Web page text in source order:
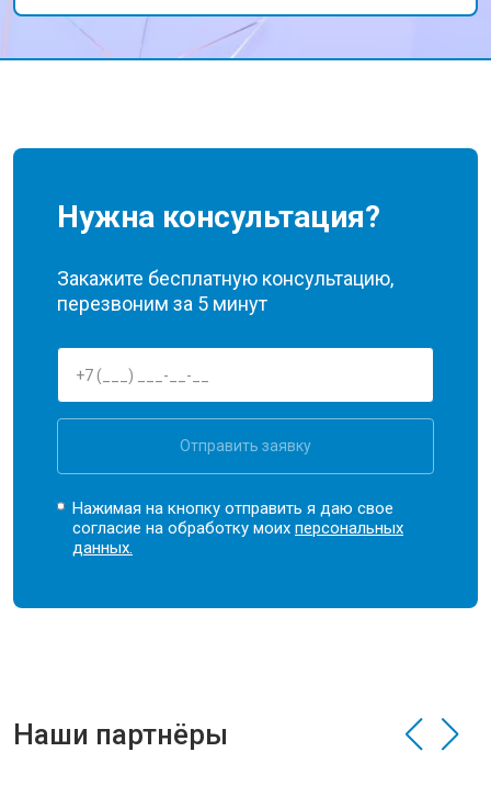
исполнителя.
Нужна консультация?
Закажите бесплатную консультацию,
перезвоним за 5 минут
Отправить заявку
Нажимая на кнопку отправить я даю свое
согласие на обработку моихперсональных
данных.
Наши партнёры